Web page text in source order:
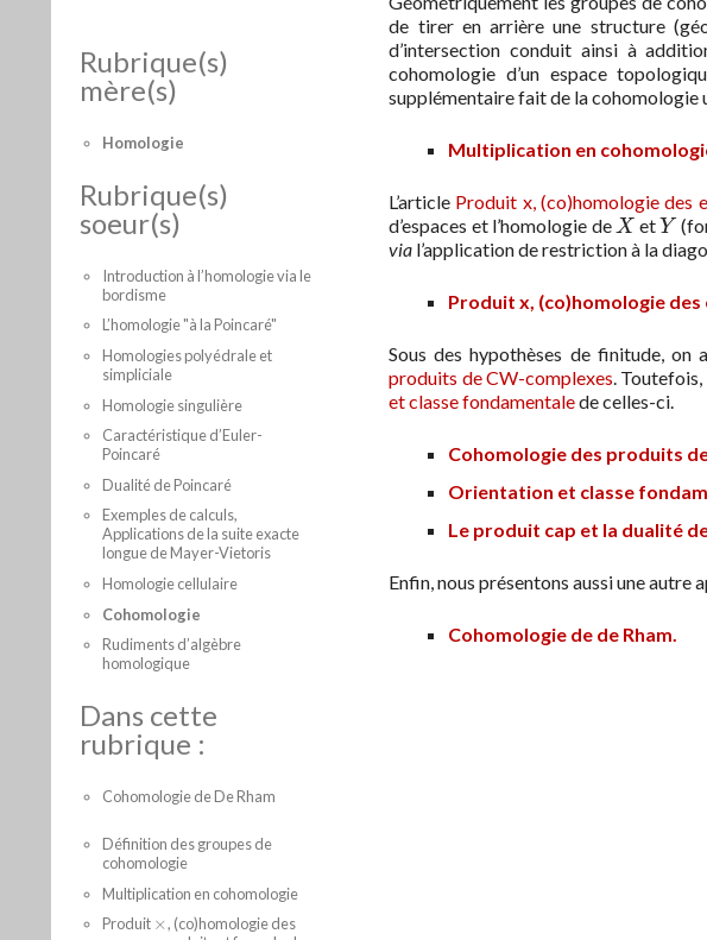
Rubrique(s)
mère(s)
Homologie
Rubrique(s)
soeur(s)
Introduction à l’homologie via le
bordisme
L’homologie "à la Poincaré"
Homologies polyédrale et
simpliciale
Homologie singulière
Caractéristique d’Euler-
Poincaré
Dualité de Poincaré
Exemples de calculs,
Applications de la suite exacte
longue de Mayer-Vietoris
Homologie cellulaire
Cohomologie
Rudiments d’algèbre
homologique
Dans cette
rubrique :
Cohomologie de De Rham
Définition des groupes de
cohomologie
Multiplication en cohomologie
Produit ×
× , (co)homologie des
de tirer en arrière une structure
d’intersection conduit ainsi à
cohomologie d’un espace
supplémentaire fait de la cohomologie
Multiplication en
L’article Produit x, (co)homologie des
d’espaces et l’homologie deX
X etY
Y
via l’application de restriction à la
Produit x, (co)homologie
Sous des hypothèses de finitude, on
produits de CW-complexes .
et classe fondamentalede celles-ci.
Cohomologie des produits
Orientation et classe
Le produit cap et la dualité
Enfin, nous présentons aussi une
Cohomologie de de Rham.